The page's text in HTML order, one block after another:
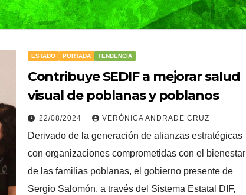
ESTADO PORTADA TENDENCIA
Contribuye SEDIF a mejorar salud
visual de poblanas y poblanos
22/08/2024 VERÓNICA ANDRADE CRUZ
Derivado de la generación de alianzas estratégicas
con organizaciones comprometidas con el bienestar
de las familias poblanas, el gobierno presente de
Sergio Salomón, a través del Sistema Estatal DIF,